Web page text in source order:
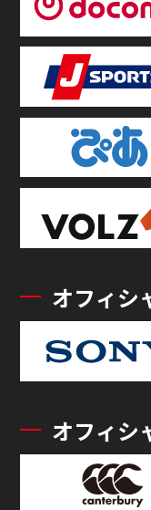
オフィシ
オフィシ